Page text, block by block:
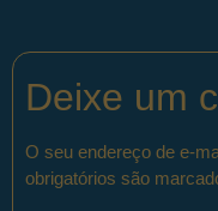
Deixe um
O seu endereço de e-
obrigatórios são